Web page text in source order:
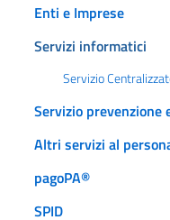
Enti e Imprese
Servizi informatici
Servizio
Servizio prevenzione
Altri servizi al
pagoPA®
SPID